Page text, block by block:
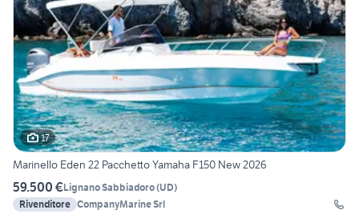
17
Marinello Eden 22 Pacchetto Yamaha F150 New 2026
59.500 €Lignano Sabbiadoro(UD)
Rivenditore CompanyMarine Srl